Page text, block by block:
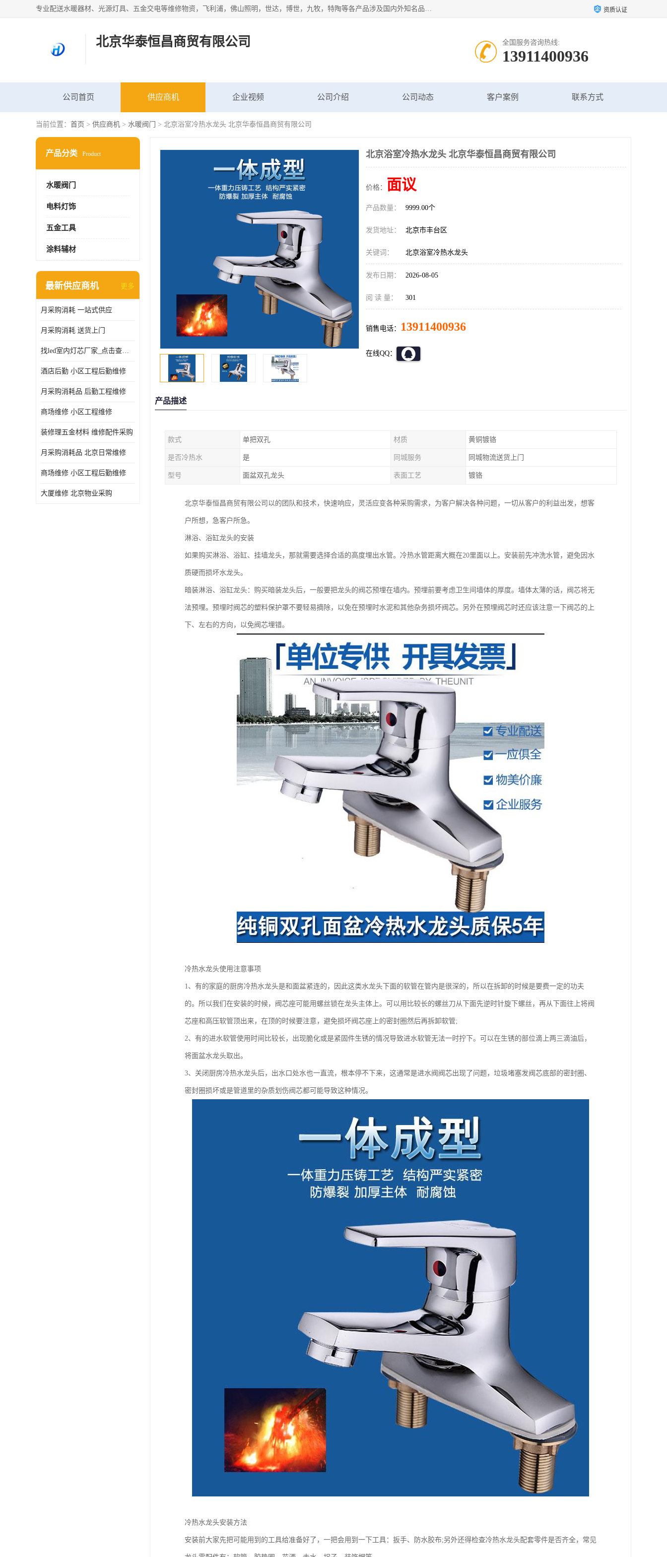
专业配送水暖器材、光源灯具、五金交电等维修物资，飞利浦，佛山照明，世达，博世，九牧，特陶等各产品涉及国内外知名品牌。公司专注与物业、学校、酒店、工厂等单位合作，提供一站式配送服务，降低客户综合成本。依托电子商务改变传统模式，以专业的团队为客户提供24H物资配送到达，货到月结、统一开票，便捷退换等服务，提高了企业的运营效率。 资质认证
北京华泰恒昌商贸有限公司 全国服务咨询热线:
13911400936
公司首页 供应商机 企业视频 公司介绍 公司动态 客户案例 联系方式
当前位置： 首页 > 供应商机 > 水暖阀门 > 北京浴室冷热水龙头 北京华泰恒昌商贸有限公司
产品分类 Product
水暖阀门
电料灯饰
五金工具
涂料辅材
最新供应商机 更多
月采购消耗 一站式供应
月采购消耗 送货上门
找led室内灯芯厂家_点击查看更多
酒店后勤 小区工程后勤维修
月采购消耗品 后勤工程维修
商场维修 小区工程维修
装修理五金材料 维修配件采购
月采购消耗品 北京日常维修
商场维修 小区工程后勤维修
大厦维修 北京物业采购
北京浴室冷热水龙头 北京华泰恒昌商贸有限公司
价格： 面议
产品数量： 9999.00个
发货地址： 北京市丰台区
关键词： 北京浴室冷热水龙头
发布日期： 2026-08-05
阅 读 量： 301
销售电话： 13911400936
在线QQ：
产品描述
款式 单把双孔 材质 黄铜镀铬
是否冷热水 是 同城服务 同城物流送货上门
型号 面盆双孔龙头 表面工艺 镀铬
北京华泰恒昌商贸有限公司以的团队和技术，快速响应，灵活应变各种采购需求，为客户解决各种问题，一切从客户的利益出发，想客
户所想，急客户所急。
淋浴、浴缸龙头的安装
如果购买淋浴、浴缸、挂墙龙头，那就需要选择合适的高度埋出水管。冷热水管距离大概在20里面以上。安装前先冲洗水管，避免因水
质硬而损坏水龙头。
暗装淋浴、浴缸龙头：购买暗装龙头后，一般要把龙头的阀芯预埋在墙内。预埋前要考虑卫生间墙体的厚度。墙体太薄的话，阀芯将无
法预埋。预埋时阀芯的塑料保护罩不要轻易摘除，以免在预埋时水泥和其他杂务损坏阀芯。另外在预埋阀芯时还应该注意一下阀芯的上
下、左右的方向，以免阀芯埋错。
冷热水龙头使用注意事项
1、有的家庭的厨房冷热水龙头是和面盆紧连的，因此这类水龙头下面的软管在管内是很深的，所以在拆卸的时候是要费一定的功夫
的。所以我们在安装的时候，阀芯座可能用螺丝锁在龙头主体上。可以用比较长的螺丝刀从下面先逆时针旋下螺丝，再从下面往上将阀
芯座和高压软管顶出来，在顶的时候要注意，避免损坏阀芯座上的密封圈然后再拆卸软管;
2、有的进水软管使用时间比较长，出现脆化或是紧固件生锈的情况导致进水软管无法一时拧下。可以在生锈的部位滴上两三滴油后，
将面盆水龙头取出。
3、关闭厨房冷热水龙头后，出水口处水也一直流，根本停不下来，这通常是进水阀阀芯出现了问题，垃圾堵塞发阀芯底部的密封圈、
密封圈损坏或是管道里的杂质划伤阀芯都可能导致这种情况。
冷热水龙头安装方法
安装前大家先把可能用到的工具给准备好了，一把会用到一下工具：扳手、防水胶布;另外还得检查冷热水龙头配套零件是否齐全，常见